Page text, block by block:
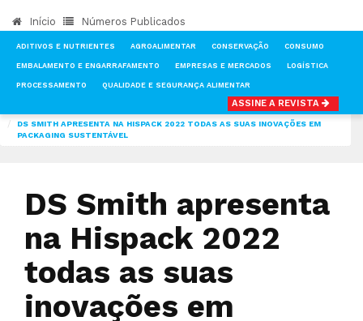
Início Números Publicados
ADITIVOS E NUTRIENTES AGROALIMENTAR CONSERVAÇÃO CONSUMO
EMBALAMENTO E ENGARRAFAMENTO EMPRESAS E MERCADOS LOGÍSTICA
PROCESSAMENTO QUALIDADE E SEGURANÇA ALIMENTAR
ASSINE A REVISTA
EMBALAMENTO E ENGARRAFAMENTO
DS SMITH APRESENTA NA HISPACK 2022 TODAS AS SUAS INOVAÇÕES EM
PACKAGING SUSTENTÁVEL
DS Smith apresenta
na Hispack 2022
todas as suas
inovações em